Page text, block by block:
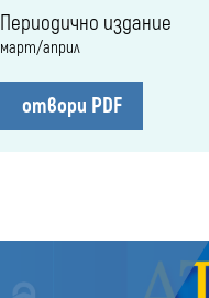
Периодично издание
март/април
отвори PDF